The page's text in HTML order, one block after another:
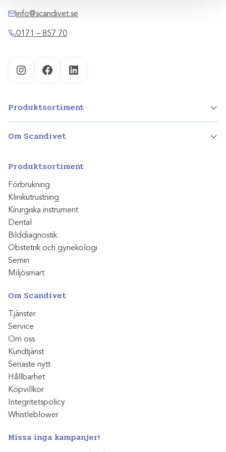
info@scandivet.se
0171 – 857 70
InstagramFacebookLinkedIn
Produktsortiment
Om Scandivet
Produktsortiment
Förbrukning
Klinikutrustning
Kirurgiska instrument
Dental
Bilddiagnostik
Obstetrik och gynekologi
Semin
Miljösmart
Om Scandivet
Tjänster
Service
Om oss
Kundtjänst
Senaste nytt
Hållbarhet
Köpvillkor
Integritetspolicy
Whistleblower
Missa inga kampanjer!